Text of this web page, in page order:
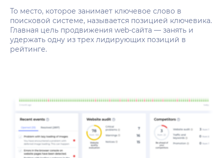
То место, которое занимает ключевое слово в
поисковой системе, называется позицией ключевика.
Главная цель продвижения web-сайта — занять и
удержать одну из трех лидирующих позиций в
рейтинге.